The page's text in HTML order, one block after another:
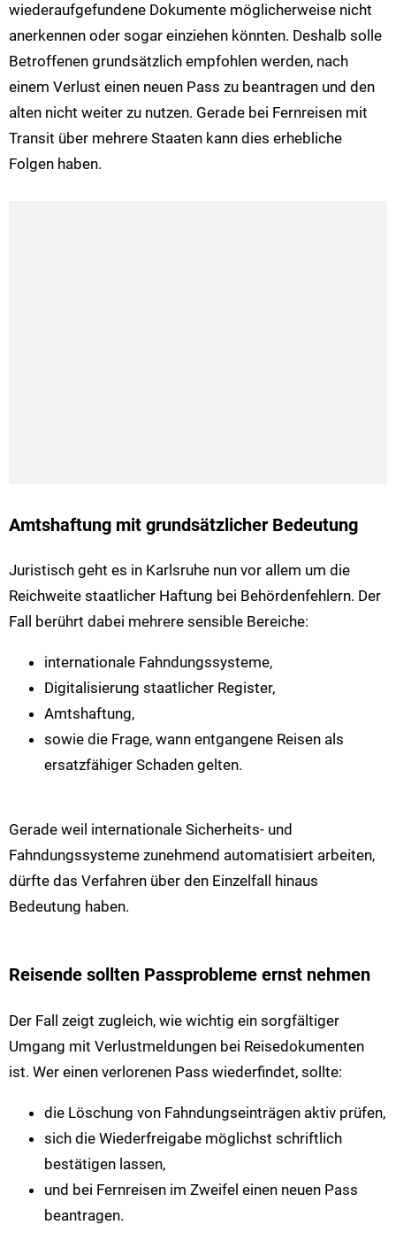
wiederaufgefundene Dokumente möglicherweise nicht
anerkennen oder sogar einziehen könnten. Deshalb solle
Betroffenen grundsätzlich empfohlen werden, nach
einem Verlust einen neuen Pass zu beantragen und den
alten nicht weiter zu nutzen. Gerade bei Fernreisen mit
Transit über mehrere Staaten kann dies erhebliche
Folgen haben.
Amtshaftung mit grundsätzlicher Bedeutung
Juristisch geht es in Karlsruhe nun vor allem um die
Reichweite staatlicher Haftung bei Behördenfehlern. Der
Fall berührt dabei mehrere sensible Bereiche:
internationale Fahndungssysteme,
Digitalisierung staatlicher Register,
Amtshaftung,
sowie die Frage, wann entgangene Reisen als
ersatzfähiger Schaden gelten.
Gerade weil internationale Sicherheits- und
Fahndungssysteme zunehmend automatisiert arbeiten,
dürfte das Verfahren über den Einzelfall hinaus
Bedeutung haben.
Reisende sollten Passprobleme ernst nehmen
Der Fall zeigt zugleich, wie wichtig ein sorgfältiger
Umgang mit Verlustmeldungen bei Reisedokumenten
ist. Wer einen verlorenen Pass wiederfindet, sollte:
die Löschung von Fahndungseinträgen aktiv prüfen,
sich die Wiederfreigabe möglichst schriftlich
bestätigen lassen,
und bei Fernreisen im Zweifel einen neuen Pass
beantragen.